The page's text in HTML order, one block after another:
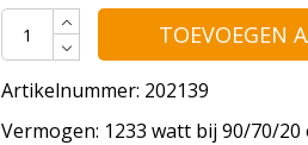
TOEVOEGEN
Artikelnummer: 202139
Vermogen: 1233 watt bij 90/70/